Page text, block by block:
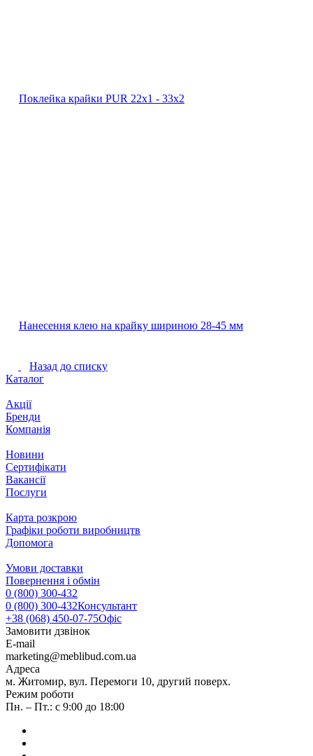
Поклейка крайки PUR 22х1 ‐ 33х2
Нанесення клею на крайку шириною 28-45 мм
Назад до списку
Каталог
Акції
Бренди
Компанія
Новини
Сертифікати
Вакансії
Послуги
Карта розкрою
Графіки роботи виробництв
Допомога
Умови доставки
Повернення і обмін
0 (800) 300-432
0 (800) 300-432Консультант
+38 (068) 450-07-75Офіс
Замовити дзвінок
E-mail
marketing@meblibud.com.ua
Адреса
м. Житомир, вул. Перемоги 10, другий поверх.
Режим роботи
Пн. – Пт.: с 9:00 до 18:00